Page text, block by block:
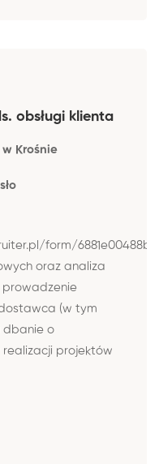
obsługi klienta
Krośnie
form/
oraz analiza
(w tym
dbanie o
projektów